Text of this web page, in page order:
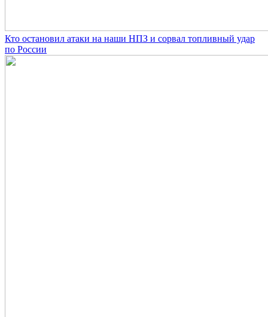
Кто остановил атаки на наши НПЗ и сорвал топливный удар
по России